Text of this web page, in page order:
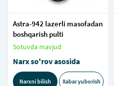
Astra-942 lazerli masofadan
boshqarish pulti
Sotuvda mavjud
Narx so'rov asosida
Narxni bilish Xabar yuborish